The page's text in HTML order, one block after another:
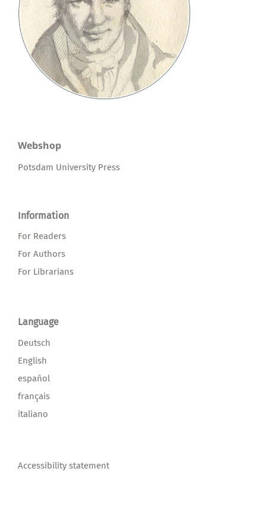
Webshop
Potsdam University Press
Information
For Readers
For Authors
For Librarians
Language
Deutsch
English
español
français
italiano
Accessibility statement